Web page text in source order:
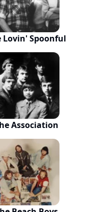
Lovin' Spoonful
Association